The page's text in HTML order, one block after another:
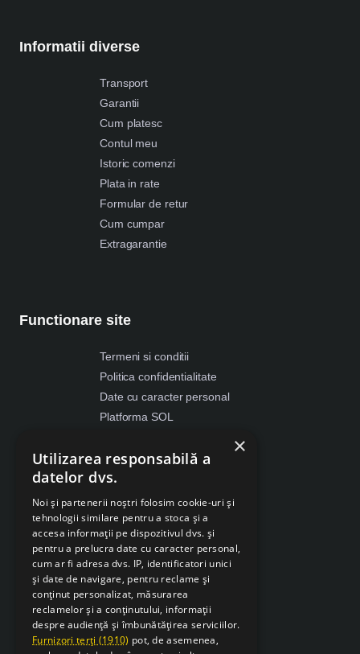
Informatii diverse
Transport
Garantii
Cum platesc
Contul meu
Istoric comenzi
Plata in rate
Formular de retur
Cum cumpar
Extragarantie
Functionare site
Termeni si conditii
Politica confidentialitate
Date cu caracter personal
Platforma SOL
Despre Cookies
Retragere din contract
×
Utilizarea responsabilă a
datelor dvs.
Noi și partenerii noștri folosim cookie-uri și
tehnologii similare pentru a stoca și a
accesa informații pe dispozitivul dvs. și
pentru a prelucra date cu caracter personal,
cum ar fi adresa dvs. IP, identificatori unici
și date de navigare, pentru reclame și
conținut personalizat, măsurarea
reclamelor și a conținutului, informații
despre audiență și îmbunătățirea serviciilor.
Furnizori terți (1910) pot, de asemenea,